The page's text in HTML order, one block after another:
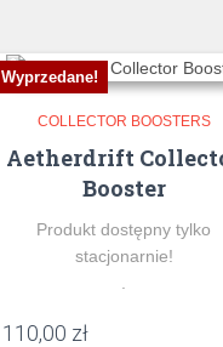
Wyprzedane!
COLLECTOR BOOSTERS
Aetherdrift
Booster
Produkt dostępny tylko
stacjonarnie!
110,00 zł